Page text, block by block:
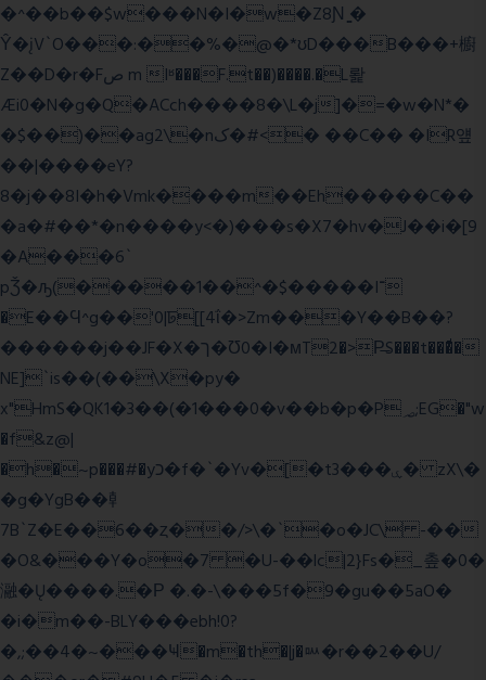
�^��b��$w���N�I�w�Z8Ɲ ͚�
Ŷ�įV`O���:��%�@�*ʊD���B���+櫥
Z��D�r�Fص m Iʶ���F.t��)����.�L뢅
Æi0�N�g�Q�ACch����8�\L�j]�=�w�N*�
�$��)��ag2\�nک�#<� ��C�� �IR얲
��|����eY?
8�j��8I�h�Vmk����m��Eh�����C��
�a�#��*�n����y<�)���s�X7�hv�J��i�[9
�A���6`
pǮ�ԡ(�����1��^�$�����I־
�E��Ϥ^g��'0|ꠓ[[4ΐ�>Zm���Y��B��?
������j��JF�X�ך�Ʊ0�I�мT2�>P̶S���t���ͩ�
NE]`is��(��\X�py�
x"HmS�QK1�3��(�1���0�v��b�p�P؃;EG�"w
�f&z@|
�h�~p���#�yכ�f�`�Yv�[�t3���ۑ� zX\�
�g�YgB��龺
7B`Z�E��6��ȥ��/>\�`�o�JC\ -��
�O&���Y�o�7 �U-��lc|2}Fs�_촢�0�
瀜�Ų����.�Ρ �.�-\���5f�9�gu��5aO�
�i�m��-BLY���ebh!0?
�,;��4�~���Ҹ�m�th�|j�ᇞ�r��2��U/